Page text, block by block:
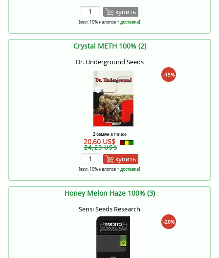
купить
[вкл. 10% налогов+ доставка]
Crystal METH 100% (2)
Dr. Underground Seeds
-15%
2 семянв пачке
20,60 US$
24,23 US$
купить
[вкл. 10% налогов+ доставка]
Honey Melon Haze 100% (3)
Sensi Seeds Research
-20%